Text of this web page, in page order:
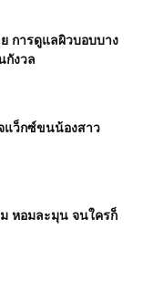
การดูแลผิวบอบบาง
กังวล
แว็กซ์ขนน้องสาว
หอมละมุน จนใครก็